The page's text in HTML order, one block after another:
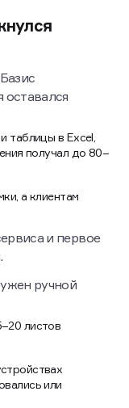
таблицы в Excel,
получал до 80–
а клиентам
и первое
ручной
листов
или